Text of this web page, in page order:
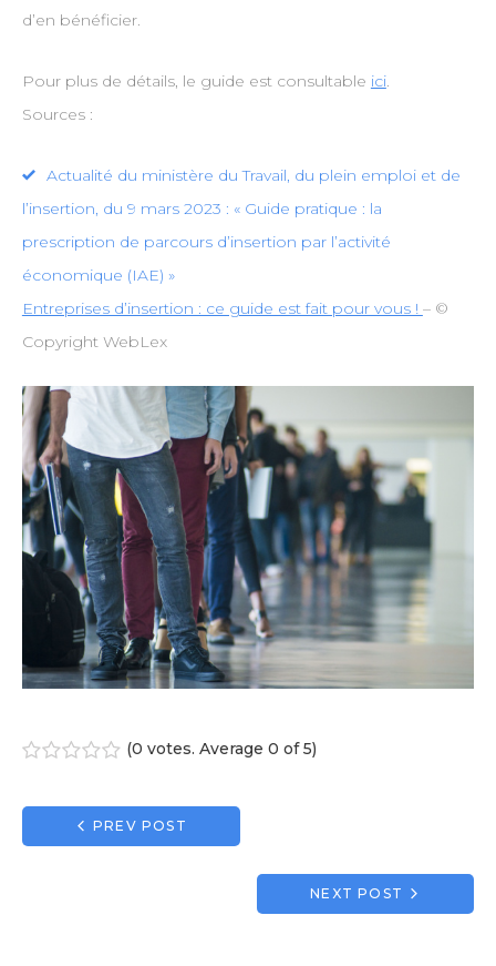
d’en bénéficier.
Pour plus de détails, le guide est consultable ici.
Sources :
Actualité du ministère du Travail, du plein emploi et de
l’insertion, du 9 mars 2023 : « Guide pratique : la
prescription de parcours d’insertion par l’activité
économique (IAE) »
Entreprises d’insertion : ce guide est fait pour vous ! – ©
Copyright WebLex
(0 votes. Average 0 of 5)
Navigation
de
PREV POST
NEXT POST